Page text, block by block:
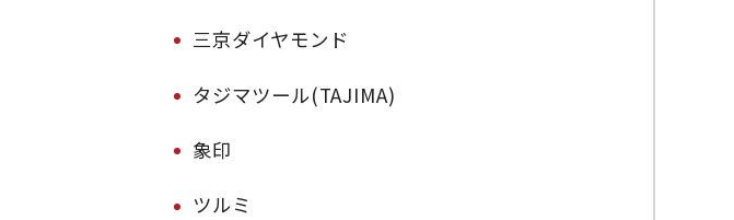
三京ダイヤモンド
タジマツール(TAJIMA)
象印
ツルミ